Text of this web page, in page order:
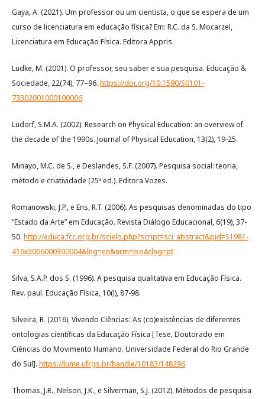
Gaya, A. (2021). Um professor ou um cientista, o que se espera de um
curso de licenciatura em educação física? Em: R.C. da S. Mocarzel,
Licenciatura em Educação Física. Editora Appris.
Lüdke, M. (2001). O professor, seu saber e sua pesquisa. Educação &
Sociedade, 22(74), 77–96. https://doi.org/10.1590/S0101-
73302001000100006
Lüdorf, S.M.A. (2002). Research on Physical Education: an overview of
the decade of the 1990s. Journal of Physical Education, 13(2), 19-25.
Minayo, M.C. de S., e Deslandes, S.F. (2007). Pesquisa social: teoria,
método e criatividade (25ª ed.). Editora Vozes.
Romanowski, J.P., e Ens, R.T. (2006). As pesquisas denominadas do tipo
“Estado da Arte” em Educação. Revista Diálogo Educacional, 6(19), 37-
50. http://educa.fcc.org.br/scielo.php?script=sci_abstract&pid=S1981-
416x2006000300004&lng=en&nrm=iso&tlng=pt
Silva, S.A.P. dos S. (1996). A pesquisa qualitativa em Educação Física.
Rev. paul. Educação Física, 10(l), 87-98.
Silveira, R. (2016). Vivendo Ciências: As (co)existências de diferentes
ontologias científicas da Educação Física [Tese, Doutorado em
Ciências do Movimento Humano. Universidade Federal do Rio Grande
do Sul]. https://lume.ufrgs.br/handle/10183/148296
Thomas, J.R., Nelson, J.K., e Silverman, S.J. (2012). Métodos de pesquisa